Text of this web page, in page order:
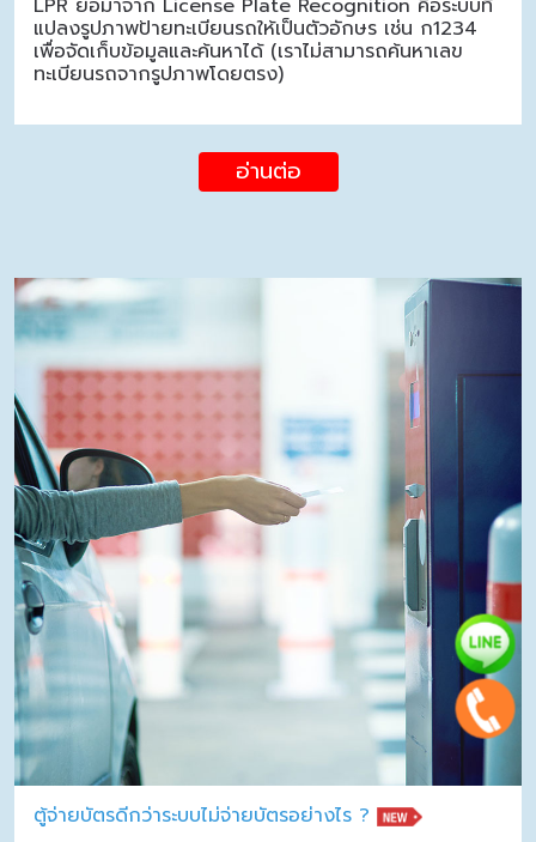
LPR ย่อมาจาก License Plate Recognition คือระบบที่
แปลงรูปภาพป้ายทะเบียนรถให้เป็นตัวอักษร เช่น ก1234
เพื่อจัดเก็บข้อมูลและค้นหาได้ (เราไม่สามารถค้นหาเลข
ทะเบียนรถจากรูปภาพโดยตรง)
อ่านต่อ
ตู้จ่ายบัตรดีกว่าระบบไม่จ่ายบัตรอย่างไร ?